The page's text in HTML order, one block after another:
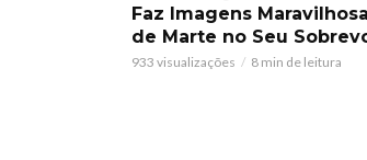
Faz Imagens
de Marte no Seu
933 visualizações 8 min de leitura